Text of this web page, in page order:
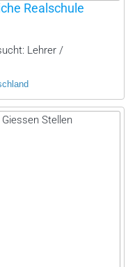
Realschule
Lehrer /